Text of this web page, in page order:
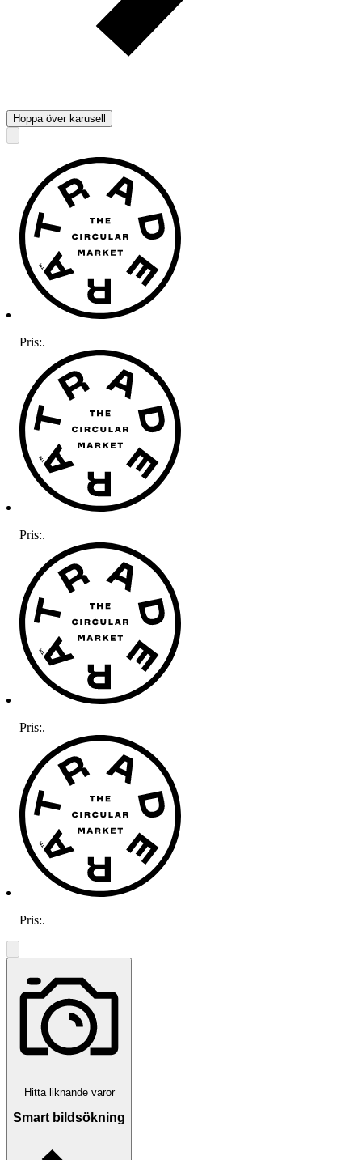
Hoppa över karusell
Pris:.
Pris:.
Pris:.
Pris:.
Hitta liknande varor
Smart bildsökning